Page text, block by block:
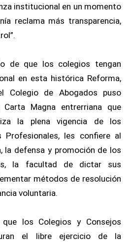
institucional en un momento
reclama más transparencia,
de que los colegios tengan
en esta histórica Reforma,
Colegio de Abogados puso
Magna entrerriana que
la plena vigencia de los
Profesionales, les confiere al
la defensa y promoción de los
la facultad de dictar sus
métodos de resolución
voluntaria.
los Colegios y Consejos
el libre ejercicio de la